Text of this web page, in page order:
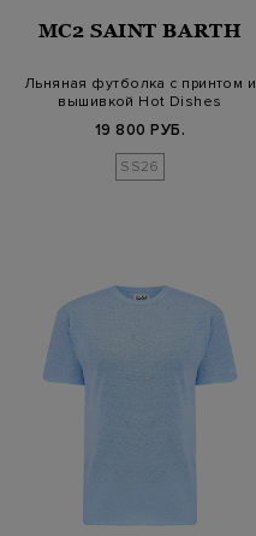
MC2 SAINT BARTH
Льняная футболка с принтом и
вышивкой Hot Dishes
19 800 РУБ.
SS26